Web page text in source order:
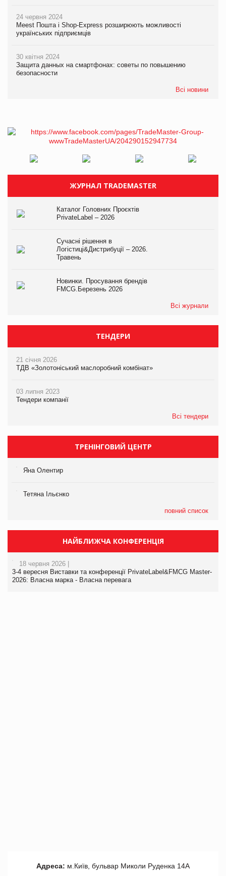
24 червня 2024
Meest Пошта і Shop-Express розширюють можливості
українських підприємців
30 квітня 2024
Защита данных на смартфонах: советы по повышению
безопасности
Всі новини
ЖУРНАЛ TRADEMASTER
Каталог Головних Проєктів
PrivateLabel – 2026
Сучасні рішення в
Логістиці&Дистрибуції – 2026.
Травень
Новинки. Просування брендів
FMCG.Березень 2026
Всі журнали
ТЕНДЕРИ
21 січня 2026
ТДВ «Золотоніський маслоробний комбінат»
03 липня 2023
Тендери компанії
Всі тендери
ТРЕНІНГОВИЙ ЦЕНТР
Яна Олентир
Тетяна Ільєнко
повний список
НАЙБЛИЖЧА КОНФЕРЕНЦІЯ
18 червня 2026 |
3-4 вересня Виставки та конференції PrivateLabel&FMCG Master-
2026: Власна марка - Власна перевага
Адреса: м.Київ, бульвар Миколи Руденка 14А